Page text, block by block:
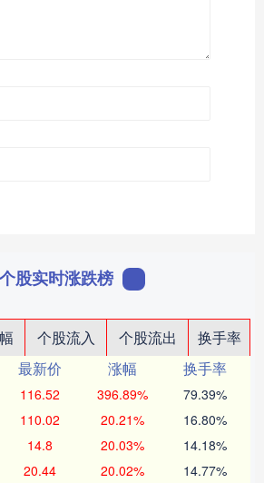
个股实时涨跌榜
个股流入 个股流出
换手率
最新价 涨幅
换手率
116.52 396.89% 79.39%
110.02 20.21% 16.80%
14.8 20.03% 14.18%
20.44 20.02% 14.77%